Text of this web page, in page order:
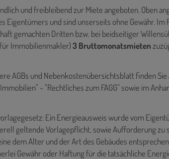
und freibleibend zur Miete angeboten. Oben
Eigentümers und sind unserseits ohne Gewähr. Im
gemachten Dritten bzw. bei beidseitiger
Immobilienmakler)3 Bruttomonatsmieten
AGBs und Nebenkostenübersichtsblatt finden
- "Rechtliches zum FAGG" sowie im
Ein Energieausweis wurde vom
geltende Vorlagepflicht, sowie Aufforderung zu
dem Alter und der Art des Gebäudes
Gewähr oder Haftung für die tatsächliche